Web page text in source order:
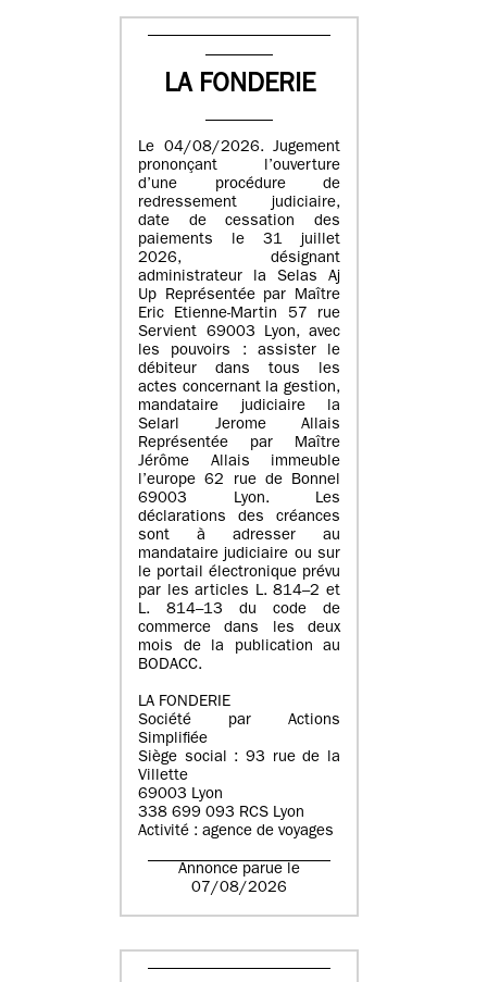
LA FONDERIE
Le 04/08/2026. Jugement
prononçant l’ouverture
d’une procédure de
redressement judiciaire,
date de cessation des
paiements le 31 juillet
2026, désignant
administrateur la Selas Aj
Up Représentée par Maître
Eric Etienne-Martin 57 rue
Servient 69003 Lyon, avec
les pouvoirs : assister le
débiteur dans tous les
actes concernant la gestion,
mandataire judiciaire la
Selarl Jerome Allais
Représentée par Maître
Jérôme Allais immeuble
l’europe 62 rue de Bonnel
69003 Lyon. Les
déclarations des créances
sont à adresser au
mandataire judiciaire ou sur
le portail électronique prévu
par les articles L. 814–2 et
L. 814–13 du code de
commerce dans les deux
mois de la publication au
BODACC.
LA FONDERIE
Société par Actions
Simplifiée
Siège social : 93 rue de la
Villette
69003 Lyon
338 699 093 RCS Lyon
Activité : agence de voyages
Annonce parue le
07/08/2026